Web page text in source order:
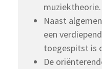
muziektheorie.
Naast
een
toegespitst is
De